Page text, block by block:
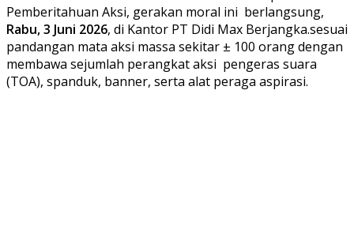
Pemberitahuan Aksi, gerakan moral ini berlangsung,
Rabu, 3 Juni 2026, di Kantor PT Didi Max Berjangka.sesuai
pandangan mata aksi massa sekitar ± 100 orang dengan
membawa sejumlah perangkat aksi pengeras suara
(TOA), spanduk, banner, serta alat peraga aspirasi.